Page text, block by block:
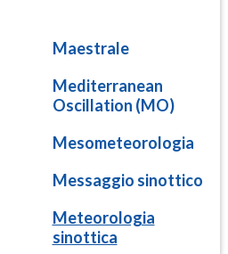
Maestrale
Mediterranean
Oscillation (MO)
Mesometeorologia
Messaggio sinottico
Meteorologia
sinottica